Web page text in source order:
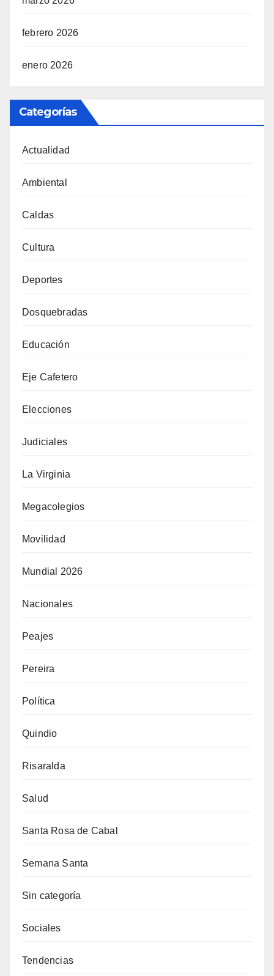
febrero 2026
enero 2026
Categorías
Actualidad
Ambiental
Caldas
Cultura
Deportes
Dosquebradas
Educación
Eje Cafetero
Elecciones
Judiciales
La Virginia
Megacolegios
Movilidad
Mundial 2026
Nacionales
Peajes
Pereira
Política
Quindio
Risaralda
Salud
Santa Rosa de Cabal
Semana Santa
Sin categoría
Sociales
Tendencias